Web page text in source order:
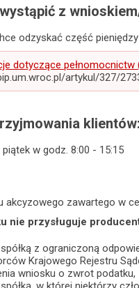
z
odzyskać część
dotyczące
artykul/327/
klientów:
piątek w godz. 8:00 - 15:15
akcyzowego zawartego w
nie przysługuje
z ograniczoną
Krajowego Rejestru
wniosku o zwrot podatku,